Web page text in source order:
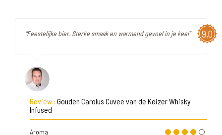
9,0
"Feestelijke bier. Sterke smaak en warmend gevoel in je keel"
Review : Gouden Carolus Cuvee van de Keizer Whisky
Infused
Aroma